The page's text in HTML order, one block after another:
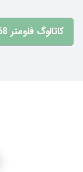
کاتالوگ فلومتر DT868